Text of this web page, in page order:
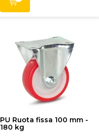
PU Ruota fissa 100 mm -
180 kg